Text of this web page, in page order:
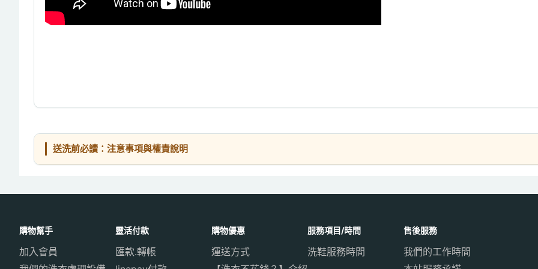
送洗前必讀：注意事項與權責說明
購物幫手
加入會員
靈活付款
匯款.轉帳
購物優惠
運送方式
服務項目/時間
洗鞋服務時間
售後服務
我們的工作時間